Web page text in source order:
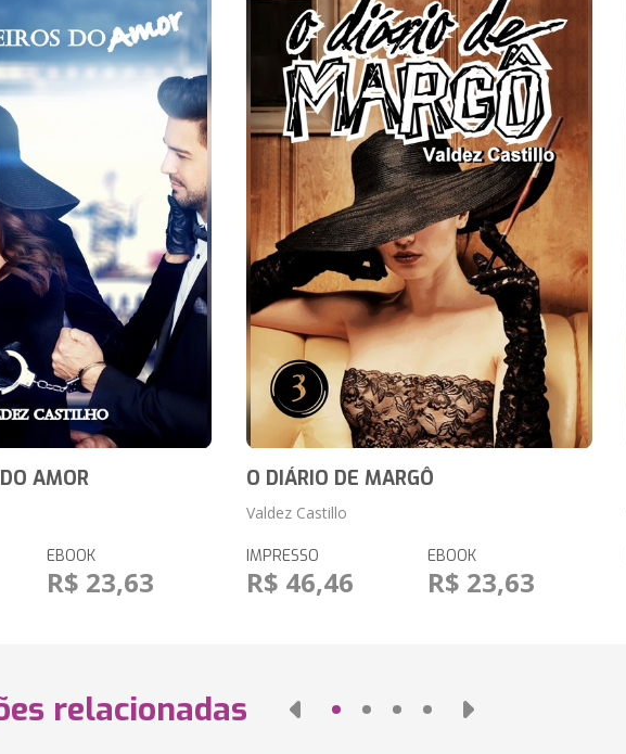
AMOR
EBOOK
R$ 23,63
O DIÁRIO DE MARGÔ
Valdez Castillo
IMPRESSO
R$ 46,46
EBOOK
R$ 23,63
relacionadas